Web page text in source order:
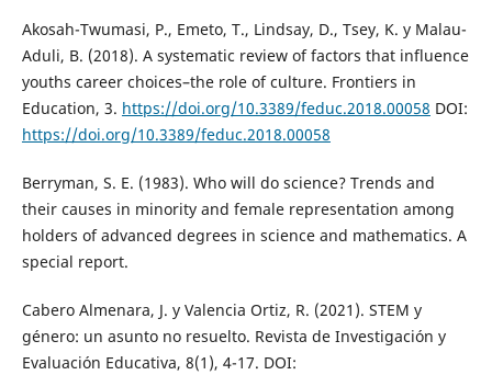
Akosah-Twumasi, P., Emeto, T., Lindsay, D., Tsey, K. y Malau-
Aduli, B. (2018). A systematic review of factors that influence
youths career choices–the role of culture. Frontiers in
Education, 3. https://doi.org/10.3389/feduc.2018.00058 DOI:
https://doi.org/10.3389/feduc.2018.00058
Berryman, S. E. (1983). Who will do science? Trends and
their causes in minority and female representation among
holders of advanced degrees in science and mathematics. A
special report.
Cabero Almenara, J. y Valencia Ortiz, R. (2021). STEM y
género: un asunto no resuelto. Revista de Investigación y
Evaluación Educativa, 8(1), 4-17. DOI: